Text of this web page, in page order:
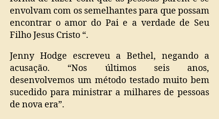
envolvam com os semelhantes para que possam
encontrar o amor do Pai e a verdade de Seu
Filho Jesus Cristo “.
Jenny Hodge escreveu a Bethel, negando a
acusação. “Nos últimos seis anos,
desenvolvemos um método testado muito bem
sucedido para ministrar a milhares de pessoas
de nova era”.